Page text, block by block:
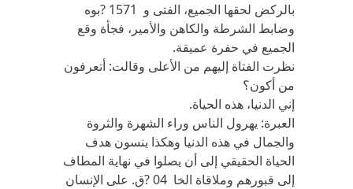
بالركض لحقها الجميع، الفتى و 1571 ?بوه
وضابط الشرطة والكاهن والأمير، فجأة وقع
الجميع في حفرة عميقة.
نظرت الفتاة إليهم من الأعلى وقالت: أتعرفون
من أكون؟
إني الدنيا، هذه الحياة.
العبرة: يهرول الناس وراء الشهرة والثروة
والجمال في هذه الدنيا وهكذا ينسون هدف
الحياة الحقيقي إلى أن يصلوا في نهاية المطاف
إلى قبورهم وملاقاة الخا 04 ?ق. على الإنسان